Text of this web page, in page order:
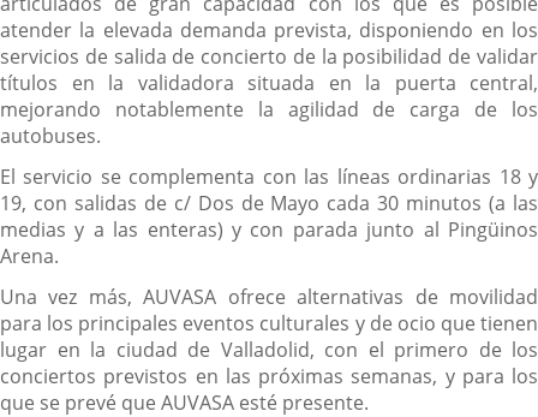
atender la elevada demanda prevista, disponiendo en los
servicios de salida de concierto de la posibilidad de validar
títulos en la validadora situada en la puerta central,
mejorando notablemente la agilidad de carga de los
autobuses.
El servicio se complementa con las líneas ordinarias 18 y
19, con salidas de c/ Dos de Mayo cada 30 minutos (a las
medias y a las enteras) y con parada junto al Pingüinos
Arena.
Una vez más, AUVASA ofrece alternativas de movilidad
para los principales eventos culturales y de ocio que tienen
lugar en la ciudad de Valladolid, con el primero de los
conciertos previstos en las próximas semanas, y para los
que se prevé que AUVASA esté presente.